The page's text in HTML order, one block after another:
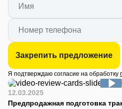
Закрепить предложение
Я подтверждаю согласие на обработку
12.03.2025
Предпродажная подготовка